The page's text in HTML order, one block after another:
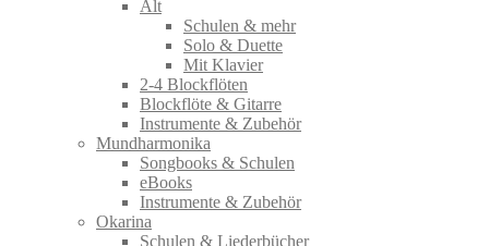
Alt
Schulen & mehr
Solo & Duette
Mit Klavier
2-4 Blockflöten
Blockflöte & Gitarre
Instrumente & Zubehör
Mundharmonika
Songbooks & Schulen
eBooks
Instrumente & Zubehör
Okarina
Schulen & Liederbücher